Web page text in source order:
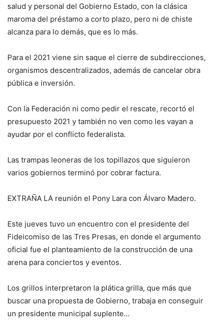
salud y personal del Gobierno Estado, con la clásica
maroma del préstamo a corto plazo, pero ni de chiste
alcanza para lo demás, que es lo más.
Para el 2021 viene sin saque el cierre de subdirecciones,
organismos descentralizados, además de cancelar obra
pública e inversión.
Con la Federación ni como pedir el rescate, recortó el
presupuesto 2021 y también no ven como les vayan a
ayudar por el conflicto federalista.
Las trampas leoneras de los topillazos que siguieron
varios gobiernos terminó por cobrar factura.
EXTRAÑA LA reunión el Pony Lara con Álvaro Madero.
Este jueves tuvo un encuentro con el presidente del
Fideicomiso de las Tres Presas, en donde el argumento
oficial fue el planteamiento de la construcción de una
arena para conciertos y eventos.
Los grillos interpretaron la plática grilla, que más que
buscar una propuesta de Gobierno, trabaja en conseguir
un presidente municipal suplente…